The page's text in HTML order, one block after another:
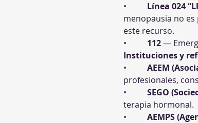
• Línea 024
menopausia no
este recurso.
• 112 —
Instituciones y
• AEEM
profesionales,
• SEGO
terapia hormonal.
• AEMPS